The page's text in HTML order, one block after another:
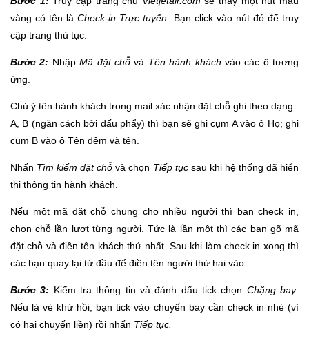
vàng có tên làCheck-in Trực tuyến. Bạn click vào nút đó để truy
cập trang thủ tục.
Bước 2: NhậpMã đặt chỗvà Tên hành khách vào các ô tương
ứng.
Chú ý tên hành khách trong mail xác nhận đặt chỗ ghi theo dạng:
A, B (ngăn cách bởi dấu phẩy) thì bạn sẽ ghi cụm A vào ô Họ; ghi
cụm B vào ô Tên đệm và tên.
Nhấn Tìm kiếm đặt chỗvà chọn Tiếp tụcsau khi hệ thống đã hiển
thị thông tin hành khách.
Nếu một mã đặt chỗ chung cho nhiều người thì bạn check in,
chọn chỗ lần lượt từng người. Tức là lần một thì các bạn gõ mã
đặt chỗ và điền tên khách thứ nhất. Sau khi làm check in xong thì
các bạn quay lại từ đầu để điền tên người thứ hai vào.
Bước 3: Kiểm tra thông tin và đánh dấu tick chọn Chặng bay.
Nếu là vé khứ hồi, bạn tick vào chuyến bay cần check in nhé (vì
có hai chuyến liền) rồi nhấn Tiếp tục.